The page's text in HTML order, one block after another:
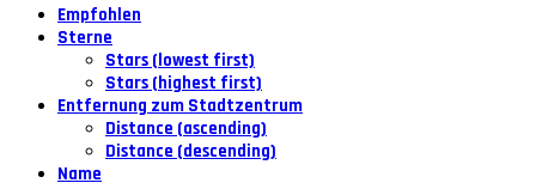
Empfohlen
Sterne
Stars (lowest first)
Stars (highest first)
Entfernung zum Stadtzentrum
Distance (ascending)
Distance (descending)
Name